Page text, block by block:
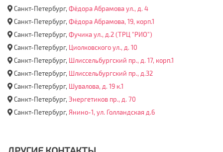
Санкт-Петербург, Фёдора Абрамова ул., д. 4
Санкт-Петербург, Фёдора Абрамова, 19, корп.1
Санкт-Петербург, Фучика ул., д.2 (ТРЦ "РИО")
Санкт-Петербург, Циолковского ул., д. 10
Санкт-Петербург, Шлиссельбургский пр., д. 17, корп.1
Санкт-Петербург, Шлиссельбургский пр., д.32
Санкт-Петербург, Шувалова, д. 19 к.1
Санкт-Петербург, Энергетиков пр., д. 70
Санкт-Петербург, Янино-1, ул. Голландская д.6